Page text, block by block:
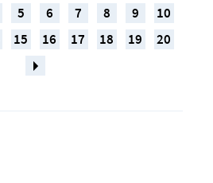
5 6 7 8 9
10
15 16 17 18 19 20